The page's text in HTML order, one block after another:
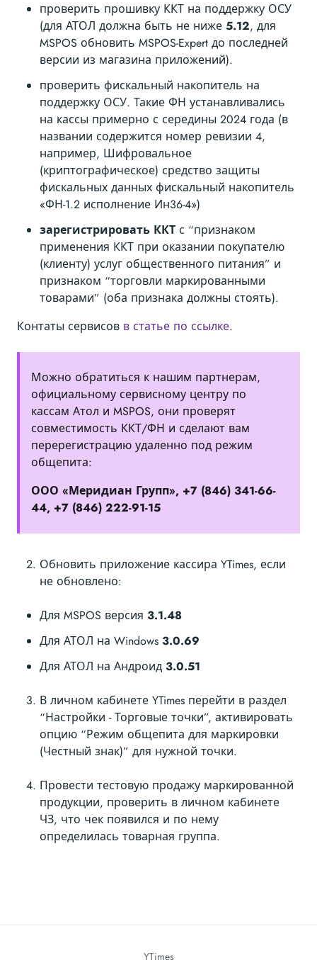
проверить прошивку ККТ на поддержку ОСУ
(для АТОЛ должна быть не ниже 5.12, для
MSPOS обновить MSPOS-Expert до последней
версии из магазина приложений).
проверить фискальный накопитель на
поддержку ОСУ. Такие ФН устанавливались
на кассы примерно с середины 2024 года (в
названии содержится номер ревизии 4,
например, Шифровальное
(криптографическое) средство защиты
фискальных данных фискальный накопитель
«ФН-1.2 исполнение Ин36-4»)
зарегистрировать ККТ с “признаком
применения ККТ при оказании покупателю
(клиенту) услуг общественного питания” и
признаком “торговли маркированными
товарами” (оба признака должны стоять).
Контаты сервисов в статье по ссылке.
Можно обратиться к нашим партнерам,
официальному сервисному центру по
кассам Атол и MSPOS, они проверят
совместимость ККТ/ФН и сделают вам
перерегистрацию удаленно под режим
общепита:
ООО «Меридиан Групп», +7 (846) 341-66-
44, +7 (846) 222-91-15
Обновить приложение кассира YTimes, если
не обновлено:
Для MSPOS версия 3.1.48
Для АТОЛ на Windows 3.0.69
Для АТОЛ на Андроид 3.0.51
В личном кабинете YTimes перейти в раздел
“Настройки - Торговые точки”, активировать
опцию “Режим общепита для маркировки
(Честный знак)” для нужной точки.
Провести тестовую продажу маркированной
продукции, проверить в личном кабинете
ЧЗ, что чек появился и по нему
определилась товарная группа.
YTimes